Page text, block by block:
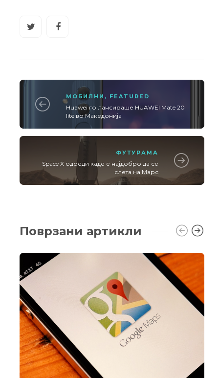
МОБИЛНИ , FEATURED
Huawei го лансираше HUAWEI Mate 20
lite во Македонија
ФУТУРАМА
Space X одреди каде е најдобро да се
слета на Марс
Поврзани артикли